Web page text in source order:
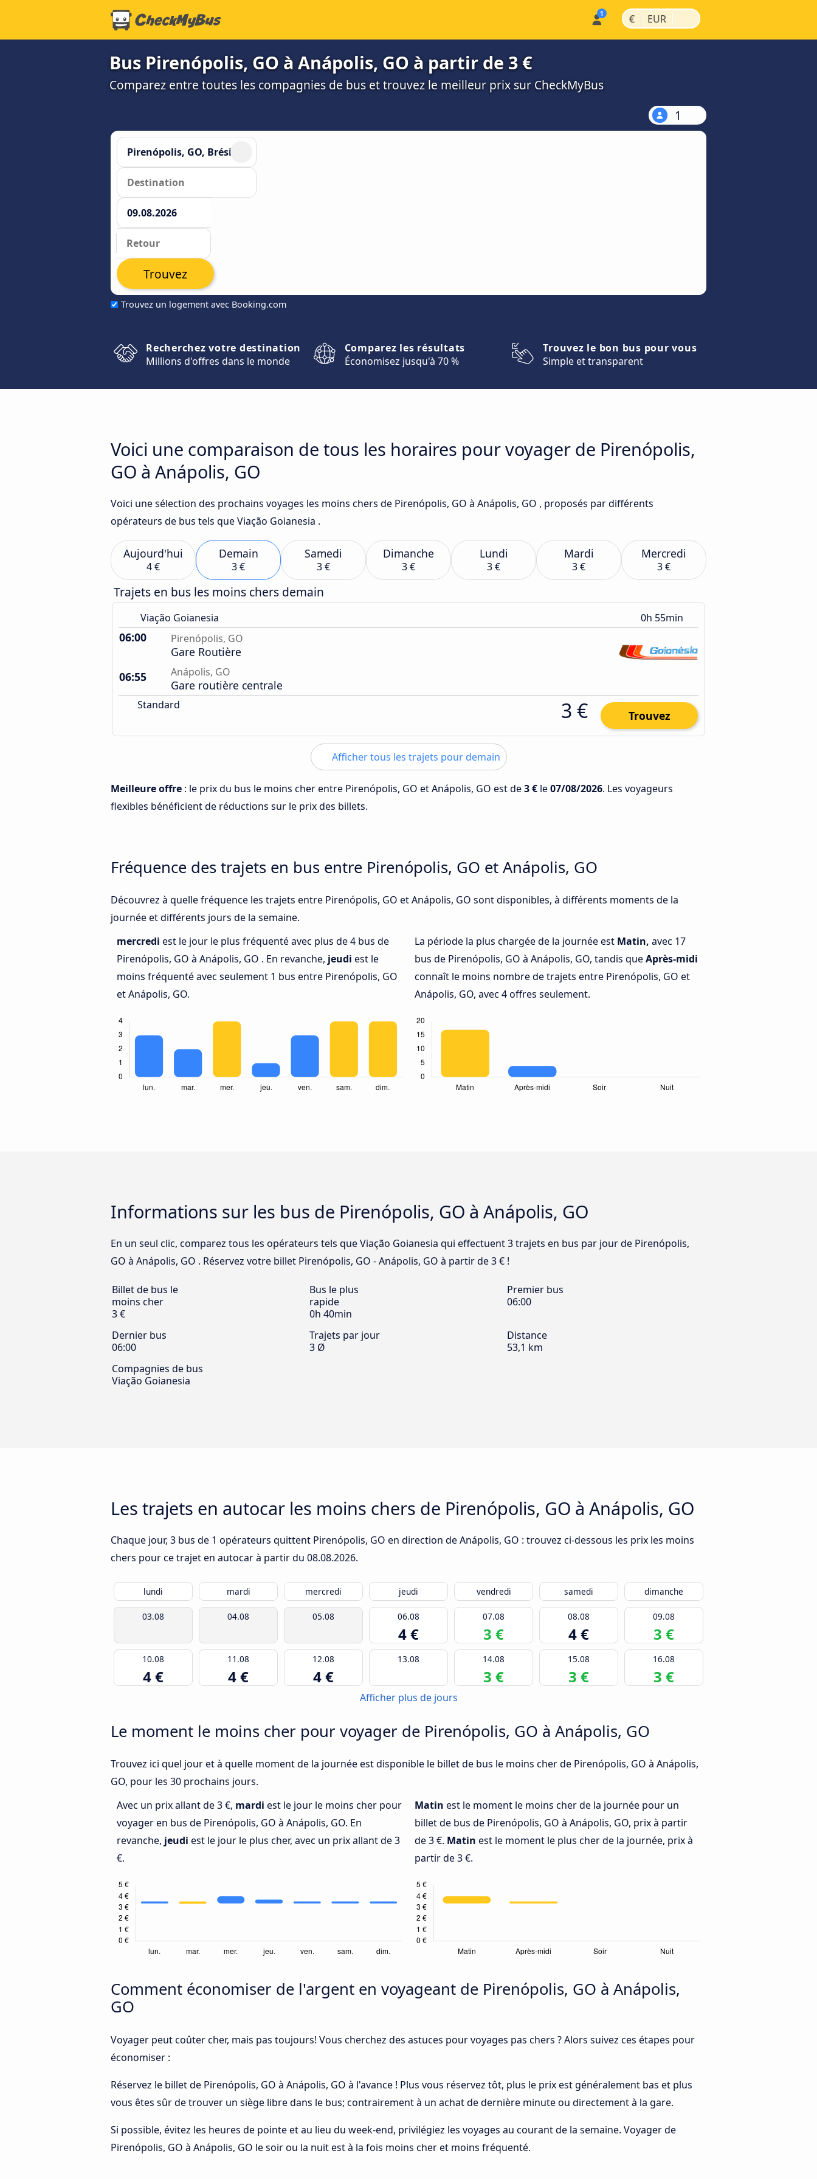
€ | EUR |
Bus Pirenópolis, GO à Anápolis, GO à partir de 3 €
Comparez entre toutes les compagnies de bus et trouvez le meilleur prix sur CheckMyBus
1
Trouvez un logement avec Booking.com
Trouvez
Recherchez votre destination
Millions d'offres dans le monde
Comparez les résultats
Économisez jusqu'à 70 %
Trouvez le bon bus pour vous
Simple et transparent
Voici une comparaison de tous les horaires pour voyager de Pirenópolis,
GO à Anápolis, GO
Voici une sélection des prochains voyages les moins chers de Pirenópolis, GO à Anápolis, GO , proposés par différents
opérateurs de bus tels que Viação Goianesia .
Aujourd'hui
4 €
Demain
3 €
Samedi
3 €
Dimanche
3 €
Lundi
3 €
Mardi
3 €
Mercredi
3 €
Trajets en bus les moins chers demain
Viação Goianesia 0h 55min
06:00 Pirenópolis, GO
Gare Routière
06:55
Anápolis, GO
Gare routière centrale
Standard 3 € Trouvez
Afficher tous les trajets pour demain
Meilleure offre : le prix du bus le moins cher entre Pirenópolis, GO et Anápolis, GO est de3 € le07/08/2026. Les voyageurs
flexibles bénéficient de réductions sur le prix des billets.
Fréquence des trajets en bus entre Pirenópolis, GO et Anápolis, GO
Découvrez à quelle fréquence les trajets entre Pirenópolis, GO et Anápolis, GO sont disponibles, à différents moments de la
journée et différents jours de la semaine.
mercredi est le jour le plus fréquenté avec plus de 4 bus de
Pirenópolis, GO à Anápolis, GO . En revanche, jeudi est le
moins fréquenté avec seulement 1 bus entre Pirenópolis, GO
et Anápolis, GO.
La période la plus chargée de la journée est Matin, avec 17
bus de Pirenópolis, GO à Anápolis, GO, tandis queAprès-midi
connaît le moins nombre de trajets entre Pirenópolis, GO et
Anápolis, GO, avec 4 offres seulement.
Informations sur les bus de Pirenópolis, GO à Anápolis, GO
En un seul clic, comparez tous les opérateurs tels que Viação Goianesia qui effectuent 3 trajets en bus par jour de Pirenópolis,
GO à Anápolis, GO . Réservez votre billet Pirenópolis, GO - Anápolis, GO à partir de 3 € !
Billet de bus le
moins cher
3 €
Bus le plus
rapide
0h 40min
Premier bus
06:00
Dernier bus
06:00
Trajets par jour
3 Ø
Distance
53,1 km
Compagnies de bus
Viação Goianesia
Les trajets en autocar les moins chers de Pirenópolis, GO à Anápolis, GO
Chaque jour, 3 bus de 1 opérateurs quittent Pirenópolis, GO en direction de Anápolis, GO : trouvez ci-dessous les prix les moins
chers pour ce trajet en autocar à partir du 08.08.2026.
lundi mardi mercredi jeudi vendredi samedi dimanche
03.08 04.08 05.08 06.08
4 €
07.08
3 €
08.08
4 €
09.08
3 €
10.08
4 €
11.08
4 €
12.08
4 €
13.08 14.08
3 €
15.08
3 €
16.08
3 €
Afficher plus de jours
Le moment le moins cher pour voyager de Pirenópolis, GO à Anápolis, GO
Trouvez ici quel jour et à quelle moment de la journée est disponible le billet de bus le moins cher de Pirenópolis, GO à Anápolis,
GO, pour les 30 prochains jours.
Avec un prix allant de 3 €, mardi est le jour le moins cher pour
voyager en bus de Pirenópolis, GO à Anápolis, GO. En
revanche, jeudi est le jour le plus cher, avec un prix allant de 3
€.
Matin est le moment le moins cher de la journée pour un
billet de bus de Pirenópolis, GO à Anápolis, GO, prix à partir
de 3 €. Matin est le moment le plus cher de la journée, prix à
partir de 3 €.
Comment économiser de l'argent en voyageant de Pirenópolis, GO à Anápolis,
GO
Voyager peut coûter cher, mais pas toujours! Vous cherchez des astuces pour voyages pas chers ? Alors suivez ces étapes pour
économiser :
Réservez le billet de Pirenópolis, GO à Anápolis, GO à l'avance ! Plus vous réservez tôt, plus le prix est généralement bas et plus
vous êtes sûr de trouver un siège libre dans le bus; contrairement à un achat de dernière minute ou directement à la gare.
Si possible, évitez les heures de pointe et au lieu du week-end, privilégiez les voyages au courant de la semaine. Voyager de
Pirenópolis, GO à Anápolis, GO le soir ou la nuit est à la fois moins cher et moins fréquenté.